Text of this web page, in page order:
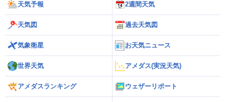
天気予報 2週間天気
天気図 過去天気図
気象衛星 お天気ニュース
世界天気 アメダス(実況天気)
アメダスランキング ウェザーリポート